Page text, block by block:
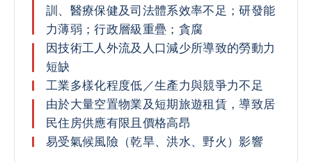
訓、醫療保健及司法體系效率不足；研發能
力薄弱；行政層級重疊；貪腐
因技術工人外流及人口減少所導致的勞動力
短缺
工業多樣化程度低／生產力與競爭力不足
由於大量空置物業及短期旅遊租賃，導致居
民住房供應有限且價格高昂
易受氣候風險（乾旱、洪水、野火）影響